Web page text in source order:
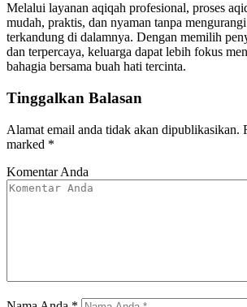
Melalui layanan aqiqah profesional, proses
mudah, praktis, dan nyaman tanpa
terkandung di dalamnya. Dengan memilih
dan terpercaya, keluarga dapat lebih fokus
bahagia bersama buah hati tercinta.
Tinggalkan Balasan
Alamat email anda tidak akan dipublikasikan.
marked *
Komentar Anda